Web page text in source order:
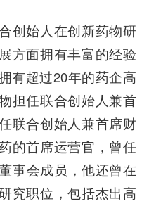
创始人在创新药物研
方面拥有丰富的经验
有超过20年的药企高
担任联合创始人兼首
联合创始人兼首席财
的首席运营官，曾任
事会成员，他还曾在
究职位，包括杰出高